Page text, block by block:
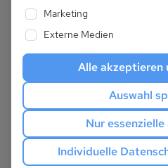
Marketing
Externe Medien
Alle akzeptieren
Auswahl
Nur
Individuelle